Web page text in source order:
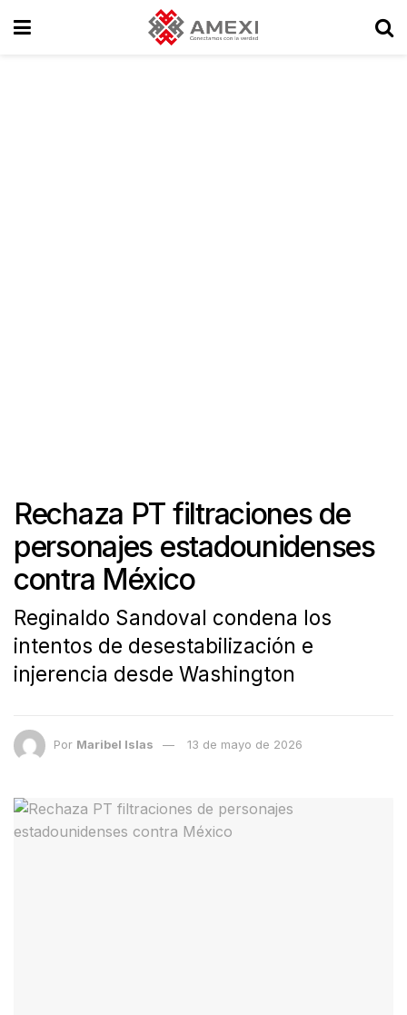
Rechaza PT filtraciones de
personajes estadounidenses
contra México
Reginaldo Sandoval condena los
intentos de desestabilización e
injerencia desde Washington
Por Maribel Islas 13 de mayo de 2026